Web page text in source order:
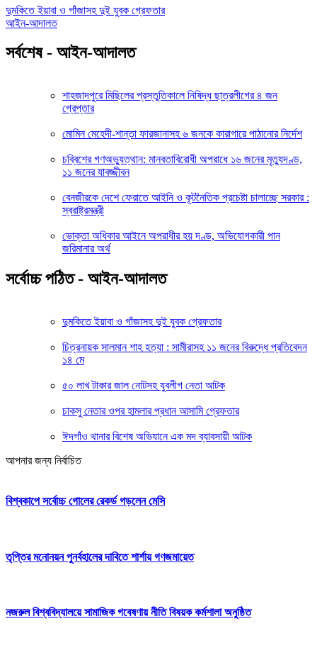
দুমকিতে ইয়াবা ও গাঁজাসহ দুই যুবক গ্রেফতার
আইন-আদালত
সর্বশেষ - আইন-আদালত
শাহজাদপুরে মিছিলের প্রস্তুতিকালে নিষিদ্ধ ছাত্রলীগের ৪ জন
গ্রেপ্তার
মোমিন মেহেদী-শান্তা ফারজানাসহ ৬ জনকে কারাগারে পাঠানোর নির্দেশ
চব্বিশের গণঅভ্যুত্থান: মানবতাবিরোধী অপরাধে ১৬ জনের মৃত্যুদণ্ড,
১১ জনের যাবজ্জীবন
বেনজীরকে দেশে ফেরাতে আইনি ও কূটনৈতিক প্রচেষ্টা চালাচ্ছে সরকার :
স্বরাষ্ট্রমন্ত্রী
ভোক্তা অধিকার আইনে অপরাধীর হয় দণ্ড, অভিযোগকারী পান
জরিমানার অর্থ
সর্বোচ্চ পঠিত - আইন-আদালত
দুমকিতে ইয়াবা ও গাঁজাসহ দুই যুবক গ্রেফতার
চিত্রনায়ক সালমান শাহ হত্যা : সামীরাসহ ১১ জনের বিরুদ্ধে প্রতিবেদন
১৪ মে
৫০ লাখ টাকার জাল নোটসহ যুবলীগ নেতা আটক
চাকসু নেতার ওপর হামলার প্রধান আসামি গ্রেফতার
ঈদগাঁও থানার বিশেষ অভিযানে এক মদ ব্যাবসায়ী আটক
আপনার জন্য নির্বাচিত
বিশ্বকাপে সর্বোচ্চ গোলের রেকর্ড গড়লেন মেসি
তৃপ্তির মনোনয়ন পুনর্বহালের দাবিতে শার্শায় গণজমায়েত
নজরুল বিশ্ববিদ্যালয়ে সামাজিক গবেষণায় নীতি বিষয়ক কর্মশালা অনুষ্ঠিত